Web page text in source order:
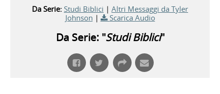
Da Serie: Studi Biblici | Altri Messaggi da Tyler
Johnson | Scarica Audio
Da Serie: "Studi Biblici"